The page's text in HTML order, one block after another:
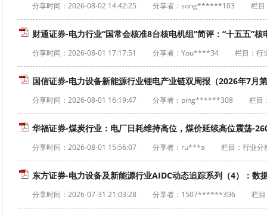
分享时间： 2026-08-02 14:42:25 分享者：song******103 栏目
财通证券-电力行业“国常会核准8台核电机组”简评：“十五五”
分享时间： 2026-08-01 17:17:51 分享者：You****34 栏目：行
国信证券-电力设备新能源行业锂电产业链双周报（2026年7
分享时间： 2026-08-01 16:19:47 分享者：ping******308 栏目
华福证券-煤炭行业：电厂日耗维持高位，煤价延续高位震荡-
分享时间： 2026-08-01 15:56:07 分享者：ru***a 栏目：行业分
东方证券-电力设备及新能源行业AIDC动态追踪系列（4）：
分享时间： 2026-07-31 21:03:28 分享者：1507******396 栏